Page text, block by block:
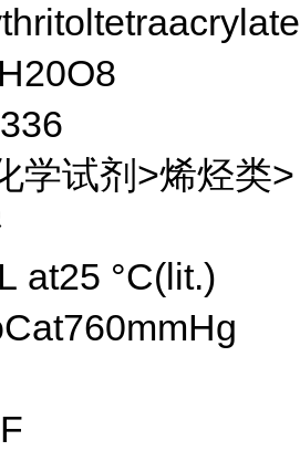
学试剂>烯烃类>
at25 °C(lit.)